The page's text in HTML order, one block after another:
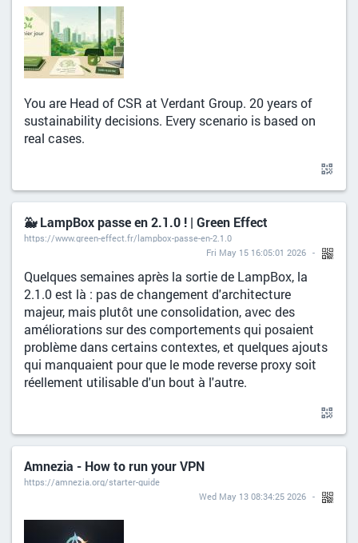
You are Head of CSR at Verdant Group. 20 years of
sustainability decisions. Every scenario is based on
real cases.
🐳 LampBox passe en 2.1.0 ! | Green Effect
https://www.green-effect.fr/lampbox-passe-en-2.1.0
Fri May 15 16:05:01 2026
Quelques semaines après la sortie de LampBox, la
2.1.0 est là : pas de changement d'architecture
majeur, mais plutôt une consolidation, avec des
améliorations sur des comportements qui posaient
problème dans certains contextes, et quelques ajouts
qui manquaient pour que le mode reverse proxy soit
réellement utilisable d'un bout à l'autre.
Amnezia - How to run your VPN
https://amnezia.org/starter-guide
Wed May 13 08:34:25 2026